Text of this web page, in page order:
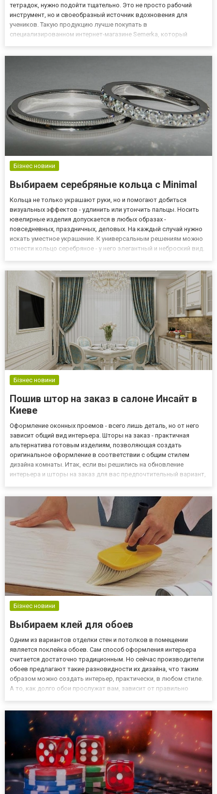
тетрадок, нужно подойти тщательно. Это не просто рабочий
инструмент, но и своеобразный источник вдохновения для
учеников. Такую продукцию лучше покупать в
специализированном интернет-магазине Semerka, который
Бізнес новини
Выбираем серебряные кольца с Minimal
Кольца не только украшают руки, но и помогают добиться
визуальных эффектов - удлинить или утончить пальцы. Носить
ювелирные изделия допускается в любых образах -
повседневных, праздничных, деловых. На каждый случай нужно
искать уместное украшение. К универсальным решениям можно
отнести кольцо серебряное - у него элегантный и неброский вид.
Бізнес новини
Пошив штор на заказ в салоне Инсайт в
Киеве
Оформление оконных проемов - всего лишь деталь, но от него
зависит общий вид интерьера. Шторы на заказ - практичная
альтернатива готовым изделиям, позволяющая создать
оригинальное оформление в соответствии с общим стилем
дизайна комнаты. Итак, если вы решились на обновление
интерьера и шторы на заказ для вас предпочтительный вариант,
Бізнес новини
Выбираем клей для обоев
Одним из вариантов отделки стен и потолков в помещении
является поклейка обоев. Сам способ оформления интерьера
считается достаточно традиционным. Но сейчас производители
обоев предлагают такие разновидности их дизайна, что таким
образом можно создать интерьер, практически, в любом стиле.
А то, как долго обои прослужат вам, зависит от правильно
расцветкой...